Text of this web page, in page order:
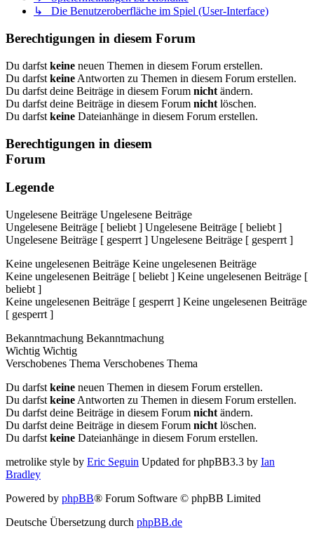
↳ Die Benutzeroberfläche im Spiel (User-Interface)
Berechtigungen in diesem Forum
Du darfst keine neuen Themen in diesem Forum erstellen.
Du darfst keine Antworten zu Themen in diesem Forum erstellen.
Du darfst deine Beiträge in diesem Forum nicht ändern.
Du darfst deine Beiträge in diesem Forum nicht löschen.
Du darfst keine Dateianhänge in diesem Forum erstellen.
Berechtigungen in diesem
Forum
Legende
Ungelesene Beiträge Ungelesene Beiträge
Ungelesene Beiträge [ beliebt ] Ungelesene Beiträge [ beliebt ]
Ungelesene Beiträge [ gesperrt ] Ungelesene Beiträge [ gesperrt ]
Keine ungelesenen Beiträge Keine ungelesenen Beiträge
Keine ungelesenen Beiträge [ beliebt ] Keine ungelesenen Beiträge [
beliebt ]
Keine ungelesenen Beiträge [ gesperrt ] Keine ungelesenen Beiträge
[ gesperrt ]
Bekanntmachung Bekanntmachung
Wichtig Wichtig
Verschobenes Thema Verschobenes Thema
Du darfst keine neuen Themen in diesem Forum erstellen.
Du darfst keine Antworten zu Themen in diesem Forum erstellen.
Du darfst deine Beiträge in diesem Forum nicht ändern.
Du darfst deine Beiträge in diesem Forum nicht löschen.
Du darfst keine Dateianhänge in diesem Forum erstellen.
metrolike style by Eric Seguin Updated for phpBB3.3 by Ian
Bradley
Powered by phpBB® Forum Software © phpBB Limited
Deutsche Übersetzung durch phpBB.de